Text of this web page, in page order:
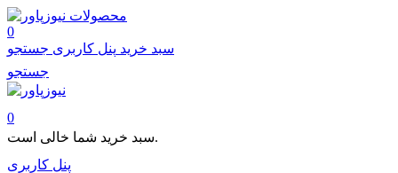
محصولات
0
سبد خرید پنل کاربری جستجو
جستجو
0
سبد خرید شما خالی است.
پنل کاربری